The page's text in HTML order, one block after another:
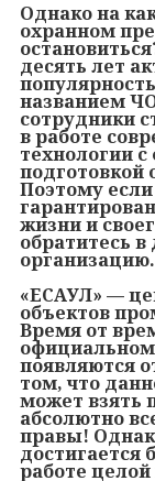
Однако на
охранном
десять лет
названием
сотрудники
в работе
технологии
подготовкой
Поэтому
жизни и
обратитесь
организацию.
«ЕСАУЛ» —
объектов
Время от
появляются
том, что
может взять
абсолютно
правы!
достигается
работе